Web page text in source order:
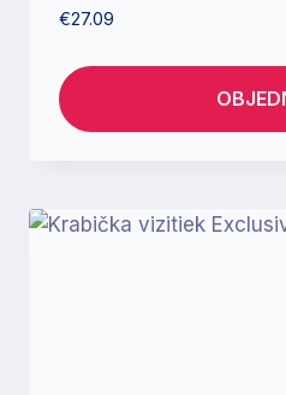
€27.09